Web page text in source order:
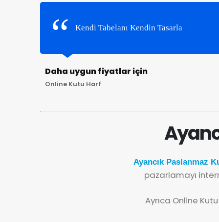
Kendi Tabelanı Kendin Tasarla
Daha uygun fiyatlar için
Online Kutu Harf
Ayancık Paslanmaz
pazarlamayı
Ayrıca Online